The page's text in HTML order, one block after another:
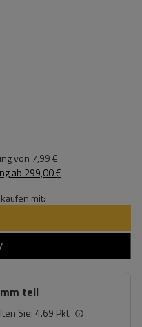
von 7,99 €
ab 299,00 €
mit:
teil
Sie:4.69 Pkt.